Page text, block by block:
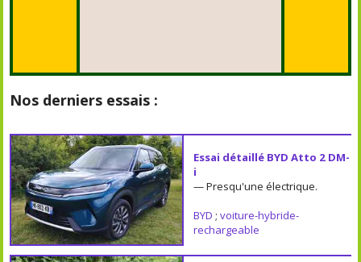
Nos derniers essais :
Essai détaillé BYD Atto 2 DM-
i
— Presqu'une électrique.
BYD ; voiture-hybride-
rechargeable